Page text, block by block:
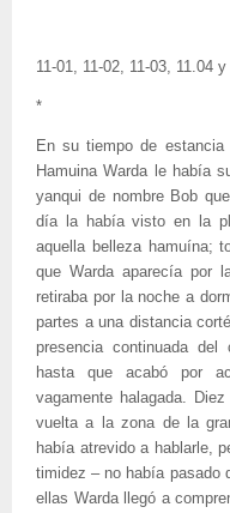
11-01, 11-02, 11-03, 11.04 y
*
En su tiempo de
Hamuina Warda le había
yanqui de nombre Bob
día la había visto en la
aquella belleza hamuína;
que Warda aparecía por
retiraba por la noche a
partes a una distancia
presencia continuada
hasta que acabó por
vagamente halagada.
vuelta a la zona de la
había atrevido a hablarle,
timidez – no había pasado
ellas Warda llegó a